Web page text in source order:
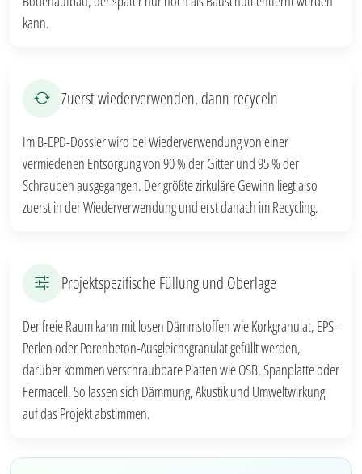
kann.
Zuerst wiederverwenden, dann recyceln
Im B-EPD-Dossier wird bei Wiederverwendung von einer
vermiedenen Entsorgung von 90 % der Gitter und 95 % der
Schrauben ausgegangen. Der größte zirkuläre Gewinn liegt also
zuerst in der Wiederverwendung und erst danach im Recycling.
Projektspezifische Füllung und Oberlage
Der freie Raum kann mit losen Dämmstoffen wie Korkgranulat, EPS-
Perlen oder Porenbeton-Ausgleichsgranulat gefüllt werden,
darüber kommen verschraubbare Platten wie OSB, Spanplatte oder
Fermacell. So lassen sich Dämmung, Akustik und Umweltwirkung
auf das Projekt abstimmen.